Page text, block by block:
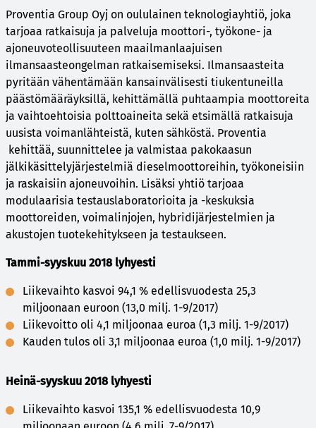
Proventia Group Oyj on oululainen teknologiayhtiö, joka
tarjoaa ratkaisuja ja palveluja moottori-, työkone- ja
ajoneuvoteollisuuteen maailmanlaajuisen
ilmansaasteongelman ratkaisemiseksi. Ilmansaasteita
pyritään vähentämään kansainvälisesti tiukentuneilla
päästömääräyksillä, kehittämällä puhtaampia moottoreita
ja vaihtoehtoisia polttoaineita sekä etsimällä ratkaisuja
uusista voimanlähteistä, kuten sähköstä. Proventia
kehittää, suunnittelee ja valmistaa pakokaasun
jälkikäsittelyjärjestelmiä dieselmoottoreihin, työkoneisiin
ja raskaisiin ajoneuvoihin. Lisäksi yhtiö tarjoaa
modulaarisia testauslaboratorioita ja -keskuksia
moottoreiden, voimalinjojen, hybridijärjestelmien ja
akustojen tuotekehitykseen ja testaukseen.
Tammi-syyskuu 2018 lyhyesti
Liikevaihto kasvoi 94,1 % edellisvuodesta 25,3
miljoonaan euroon (13,0 milj. 1-9/2017)
Liikevoitto oli 4,1 miljoonaa euroa (1,3 milj. 1-9/2017)
Kauden tulos oli 3,1 miljoonaa euroa (1,0 milj. 1-9/2017)
Heinä-syyskuu 2018 lyhyesti
Liikevaihto kasvoi 135,1 % edellisvuodesta 10,9